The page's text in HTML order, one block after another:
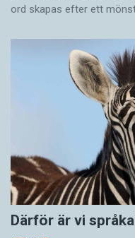
ord skapas efter ett
Därför är vi